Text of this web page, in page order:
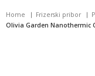
Home Frizerski pribor
Olivia Garden Nanothermic